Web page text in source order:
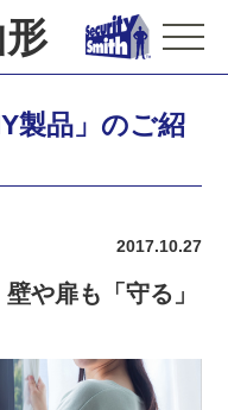
製品」のご紹
2017.10.27
や扉も「守る」